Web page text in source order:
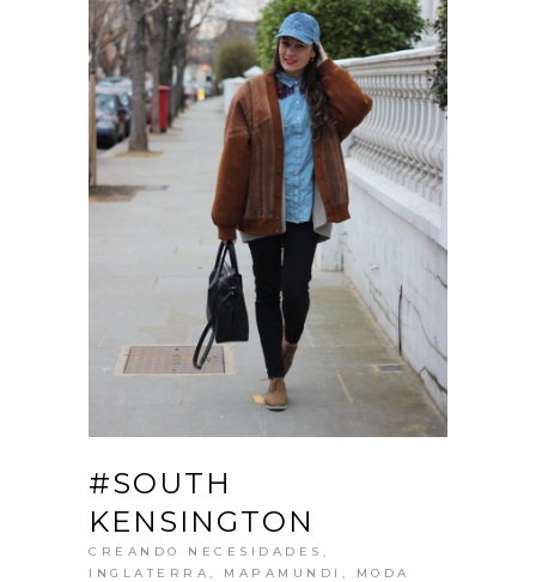
#SOUTH
KENSINGTON
CREANDO NECESIDADES ,
INGLATERRA , MAPAMUNDI , MODA